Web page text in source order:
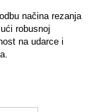
načina rezanja
robusnoj
na udarce i